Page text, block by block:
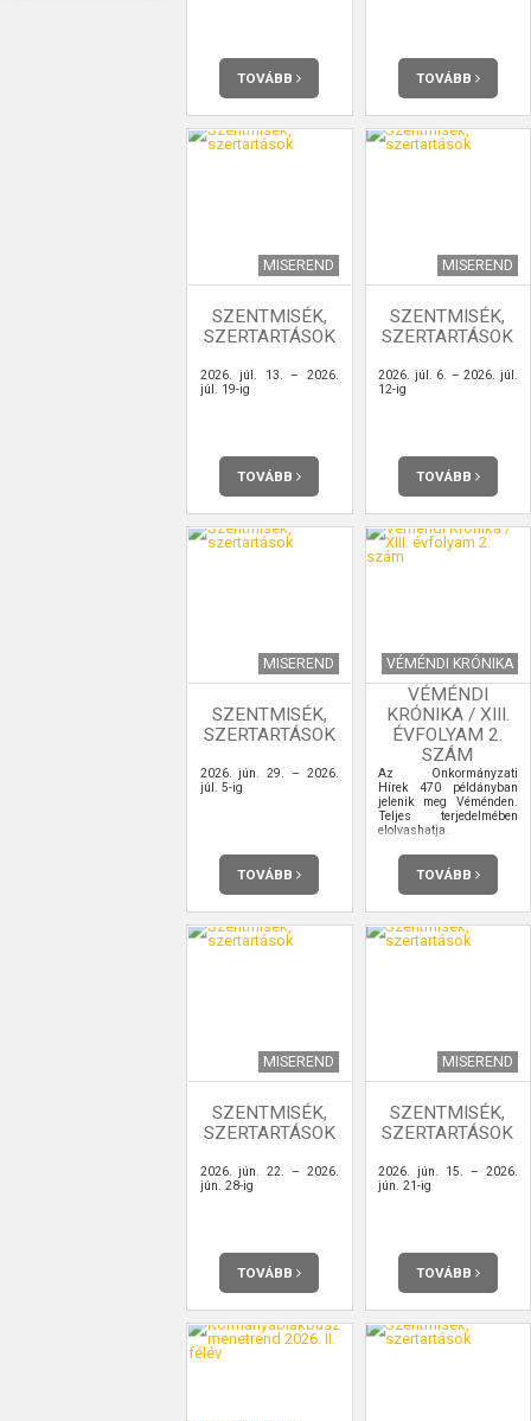
TOVÁBB TOVÁBB
MISEREND
SZENTMISÉK,
SZERTARTÁSOK
2026. júl. 13. – 2026.
júl. 19-ig
TOVÁBB
MISEREND
SZENTMISÉK,
SZERTARTÁSOK
2026. júl. 6. – 2026. júl.
12-ig
TOVÁBB
MISEREND
SZENTMISÉK,
SZERTARTÁSOK
2026. jún. 29. – 2026.
júl. 5-ig
TOVÁBB
VÉMÉNDI KRÓNIKA
VÉMÉNDI
KRÓNIKA / XIII.
ÉVFOLYAM 2.
SZÁM
Az Önkormányzati
Hírek 470 példányban
jelenik meg Véménden.
Teljes terjedelmében
elolvashatja.
TOVÁBB
MISEREND
SZENTMISÉK,
SZERTARTÁSOK
2026. jún. 22. – 2026.
jún. 28-ig
TOVÁBB
MISEREND
SZENTMISÉK,
SZERTARTÁSOK
2026. jún. 15. – 2026.
jún. 21-ig
TOVÁBB